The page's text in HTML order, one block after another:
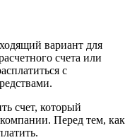
вариант для
счета или
с
счет, который
Перед тем, как